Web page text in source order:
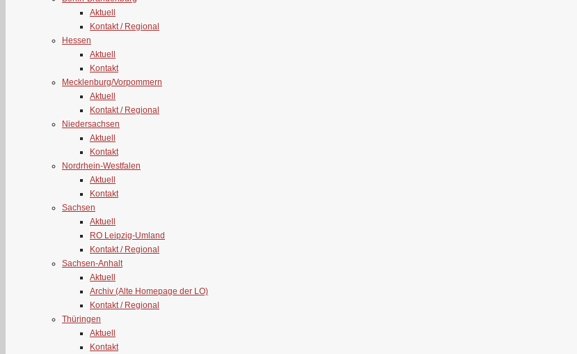
Aktuell
Kontakt / Regional
Hessen
Aktuell
Kontakt
Mecklenburg/Vorpommern
Aktuell
Kontakt / Regional
Niedersachsen
Aktuell
Kontakt
Nordrhein-Westfalen
Aktuell
Kontakt
Sachsen
Aktuell
RO Leipzig-Umland
Kontakt / Regional
Sachsen-Anhalt
Aktuell
Archiv (Alte Homepage der LO)
Kontakt / Regional
Thüringen
Aktuell
Kontakt